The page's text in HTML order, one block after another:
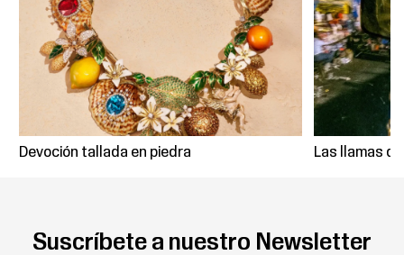
Devoción tallada en piedra Las llamas
Suscríbete a nuestro Newsletter